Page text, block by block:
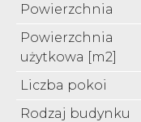
Powierzchnia
Powierzchnia
użytkowa [m2]
Liczba pokoi
Rodzaj budynku